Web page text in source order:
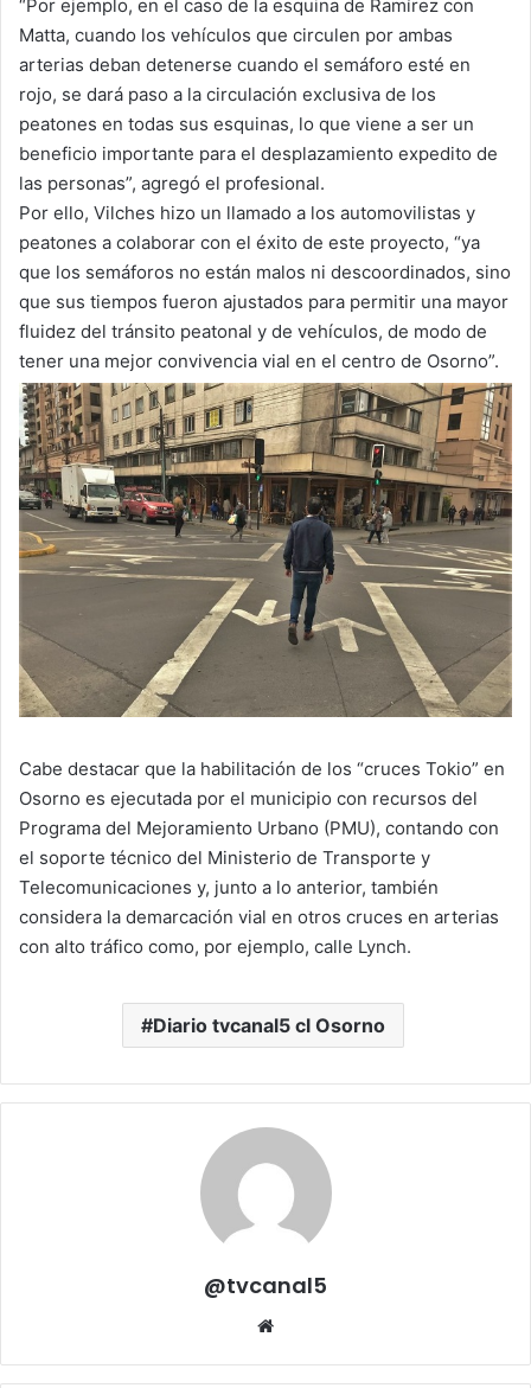
“Por ejemplo, en el caso de la esquina de Ramírez con
Matta, cuando los vehículos que circulen por ambas
arterias deban detenerse cuando el semáforo esté en
rojo, se dará paso a la circulación exclusiva de los
peatones en todas sus esquinas, lo que viene a ser un
beneficio importante para el desplazamiento expedito de
las personas”, agregó el profesional.
Por ello, Vilches hizo un llamado a los automovilistas y
peatones a colaborar con el éxito de este proyecto, “ya
que los semáforos no están malos ni descoordinados, sino
que sus tiempos fueron ajustados para permitir una mayor
fluidez del tránsito peatonal y de vehículos, de modo de
tener una mejor convivencia vial en el centro de Osorno”.
Cabe destacar que la habilitación de los “cruces Tokio” en
Osorno es ejecutada por el municipio con recursos del
Programa del Mejoramiento Urbano (PMU), contando con
el soporte técnico del Ministerio de Transporte y
Telecomunicaciones y, junto a lo anterior, también
considera la demarcación vial en otros cruces en arterias
con alto tráfico como, por ejemplo, calle Lynch.
Diario tvcanal5 cl Osorno
@tvcanal5